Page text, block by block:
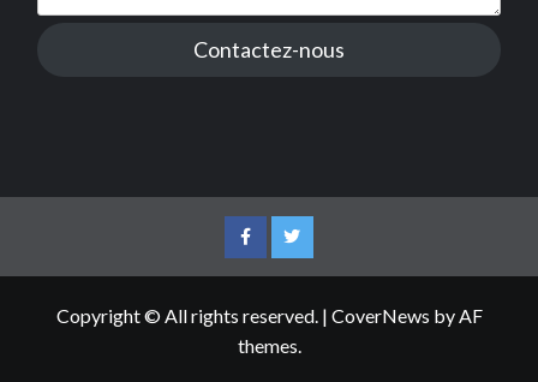
Contactez-nous
FacebookTwitter
Copyright © All rights reserved. | CoverNews by AF
themes.